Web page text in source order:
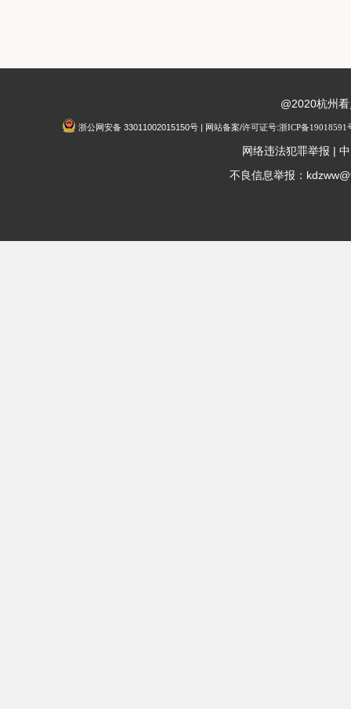
@2020杭州
浙公网安备 33011002015150号 | 网站备案/许可证号:浙ICP备19018591
网络违法犯罪举报 |
不良信息举报：